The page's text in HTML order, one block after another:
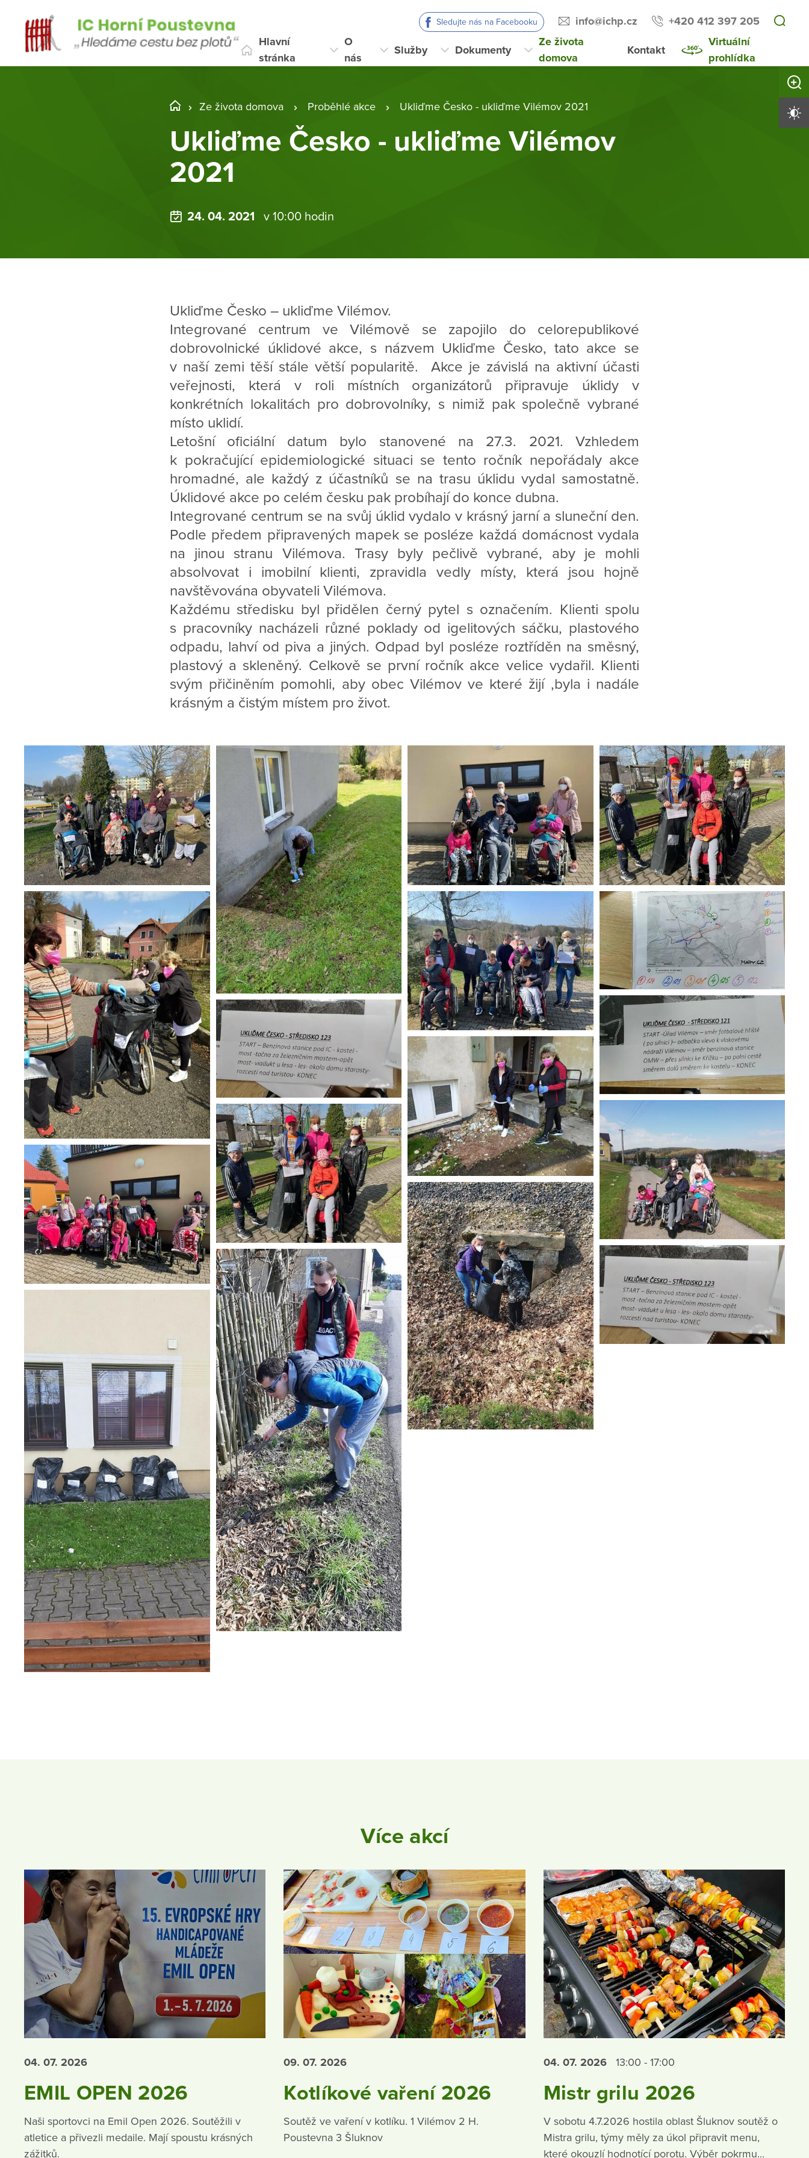
Sledujte nás na Facebooku info@ichp.cz
+420 412 397 205
Hlavní
stránka
O
nás
Služby Dokumenty
Ze života
domova
Kontakt
Virtuální
prohlídka
Ze života domova Proběhlé akce Ukliďme Česko - ukliďme Vilémov 2021
Ukliďme Česko - ukliďme Vilémov
2021
24. 04. 2021 v 10:00 hodin
Ukliďme Česko – ukliďme Vilémov.
Integrované centrum ve Vilémově se zapojilo do celorepublikové
dobrovolnické úklidové akce, s názvem Ukliďme Česko, tato akce se
v naší zemi těší stále větší popularitě. Akce je závislá na aktivní účasti
veřejnosti, která v roli místních organizátorů připravuje úklidy v
konkrétních lokalitách pro dobrovolníky, s nimiž pak společně vybrané
místo uklidí.
Letošní oficiální datum bylo stanovené na 27.3. 2021. Vzhledem
k pokračující epidemiologické situaci se tento ročník nepořádaly akce
hromadné, ale každý z účastníků se na trasu úklidu vydal samostatně.
Úklidové akce po celém česku pak probíhají do konce dubna.
Integrované centrum se na svůj úklid vydalo v krásný jarní a sluneční den.
Podle předem připravených mapek se posléze každá domácnost vydala
na jinou stranu Vilémova. Trasy byly pečlivě vybrané, aby je mohli
absolvovat i imobilní klienti, zpravidla vedly místy, která jsou hojně
navštěvována obyvateli Vilémova.
Každému středisku byl přidělen černý pytel s označením. Klienti spolu
s pracovníky nacházeli různé poklady od igelitových sáčku, plastového
odpadu, lahví od piva a jiných. Odpad byl posléze roztříděn na směsný,
plastový a skleněný. Celkově se první ročník akce velice vydařil. Klienti
svým přičiněním pomohli, aby obec Vilémov ve které žijí ,byla i nadále
krásným a čistým místem pro život.
Více akcí
04. 07. 2026
EMIL OPEN 2026
Naši sportovci na Emil Open 2026. Soutěžili v
atletice a přivezli medaile. Mají spoustu krásných
zážitků.
09. 07.2026
Kotlíkové vaření 2026
Soutěž ve vaření v kotlíku. 1 Vilémov 2 H.
Poustevna 3 Šluknov
04. 07. 2026 13:00 - 17:00
Mistr grilu 2026
V sobotu 4.7.2026 hostila oblast Šluknov soutěž o
Mistra grilu, týmy měly za úkol připravit menu,
které okouzlí hodnotící porotu. Výběr pokrmu...